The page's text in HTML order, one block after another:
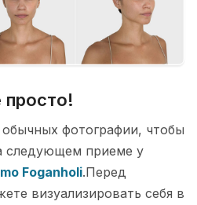
просто!
обычных фотографии, чтобы
следующем приеме у
Foganholi.Перед
визуализировать себя в